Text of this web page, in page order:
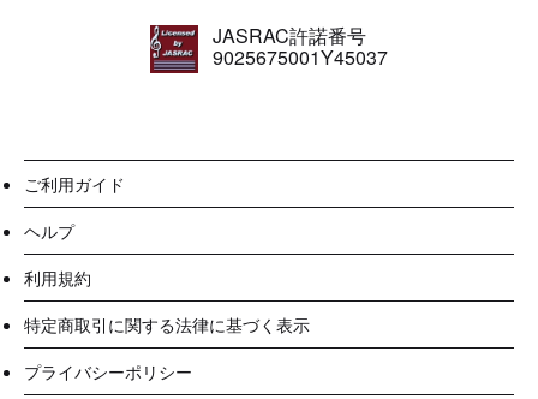
JASRAC許諾番号
9025675001Y45037
ご利用ガイド
ヘルプ
利用規約
特定商取引に関する法律に基づく表示
プライバシーポリシー